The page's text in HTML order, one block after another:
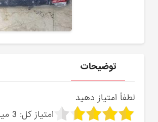
توضیحات
لطفاً امتیاز دهید
امتیاز کل: 3